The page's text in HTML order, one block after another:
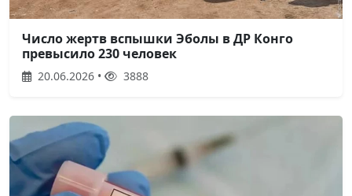
Число жертв вспышки Эболы в ДР Конго
превысило 230 человек
20.06.2026 • 3888